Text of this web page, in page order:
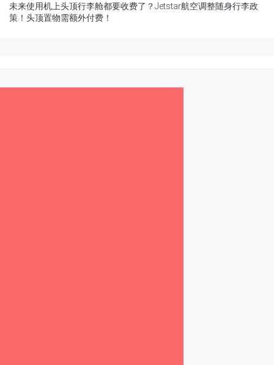
未来使用机上头顶行李舱都要收费了？Jetstar航空调整随身行李政
策！头顶置物需额外付费！